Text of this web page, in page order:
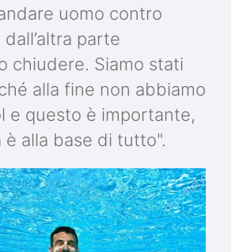
uomo contro
parte
chiudere. Siamo stati
alla fine non abbiamo
e questo è importante,
è alla base di tutto".